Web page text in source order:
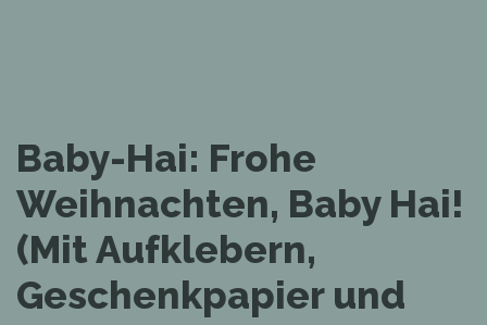
Baby-Hai: Frohe
Weihnachten, Baby Hai!
(Mit Aufklebern,
Geschenkpapier und